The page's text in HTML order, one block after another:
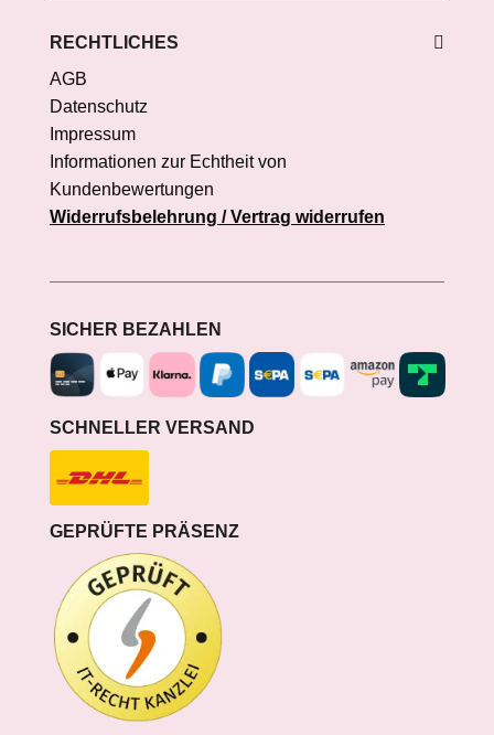
RECHTLICHES
AGB
Datenschutz
Impressum
Informationen zur Echtheit von
Kundenbewertungen
Widerrufsbelehrung / Vertrag widerrufen
SICHER BEZAHLEN
SCHNELLER VERSAND
GEPRÜFTE PRÄSENZ